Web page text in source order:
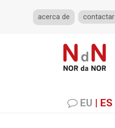
acerca de contactar
EU | ES